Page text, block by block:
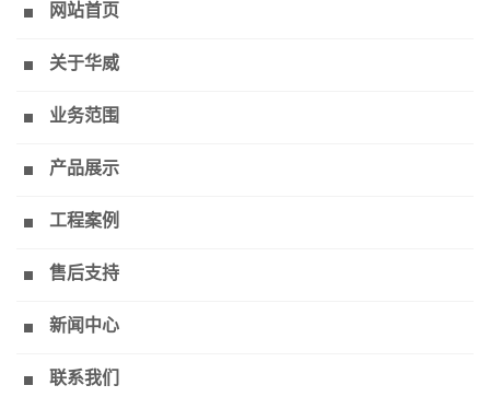
网站首页
关于华威
业务范围
产品展示
工程案例
售后支持
新闻中心
联系我们